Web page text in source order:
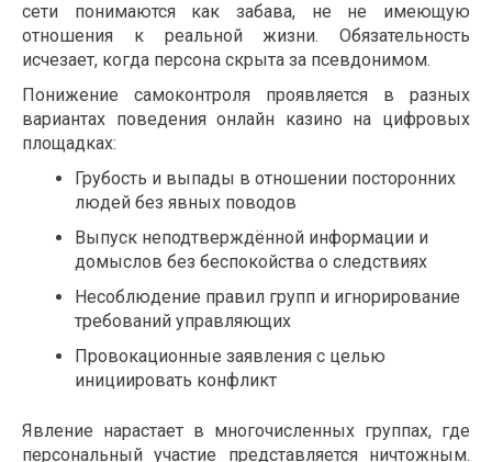
сети понимаются как забава, не не имеющую
отношения к реальной жизни. Обязательность
исчезает, когда персона скрыта за псевдонимом.
Понижение самоконтроля проявляется в разных
вариантах поведения онлайн казино на цифровых
площадках:
Грубость и выпады в отношении посторонних
людей без явных поводов
Выпуск неподтверждённой информации и
домыслов без беспокойства о следствиях
Несоблюдение правил групп и игнорирование
требований управляющих
Провокационные заявления с целью
инициировать конфликт
Явление нарастает в многочисленных группах, где
персональный участие представляется ничтожным.